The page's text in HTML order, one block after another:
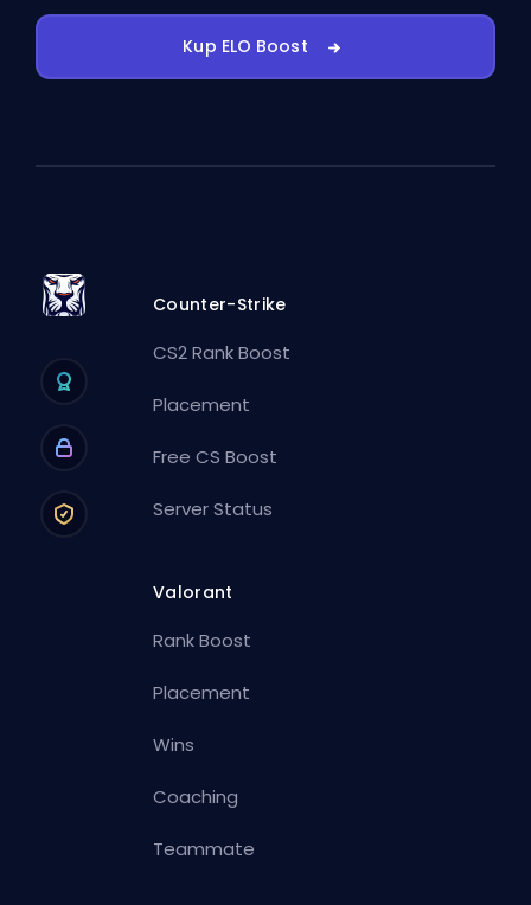
Kup ELO Boost
Counter-Strike
CS2 Rank Boost
Placement
Free CS Boost
Server Status
Valorant
Rank Boost
Placement
Wins
Coaching
Teammate